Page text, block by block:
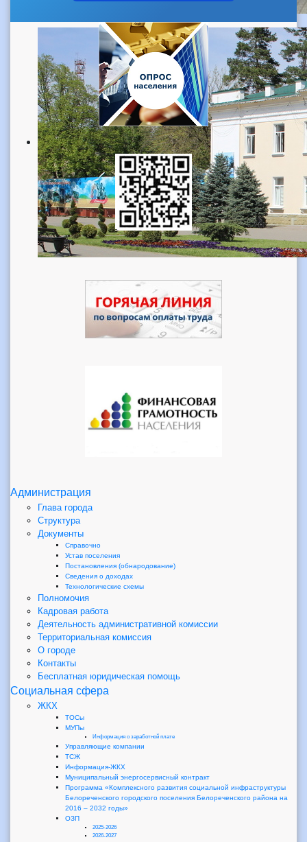
Администрация
Глава города
Структура
Документы
Справочно
Устав поселения
Постановления (обнародование)
Сведения о доходах
Технологические схемы
Полномочия
Кадровая работа
Деятельность административной комиссии
Территориальная комиссия
О городе
Контакты
Бесплатная юридическая помощь
Социальная сфера
ЖКХ
ТОСы
МУПы
Информация о заработной плате
Управляющие компании
ТСЖ
Информация-ЖКХ
Муниципальный энергосервисный контракт
Программа «Комплексного развития социальной инфраструктуры
Белореченского городского поселения Белореченского района на
2016 – 2032 годы»
ОЗП
2025-2026
2026-2027